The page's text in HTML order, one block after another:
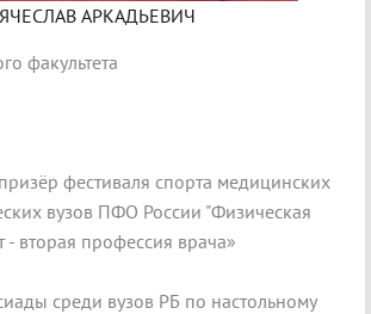
АРКАДЬЕВИЧ
факультета
фестиваля спорта медицинских
вузов ПФО России "Физическая
- вторая профессия врача»
среди вузов РБ по настольному